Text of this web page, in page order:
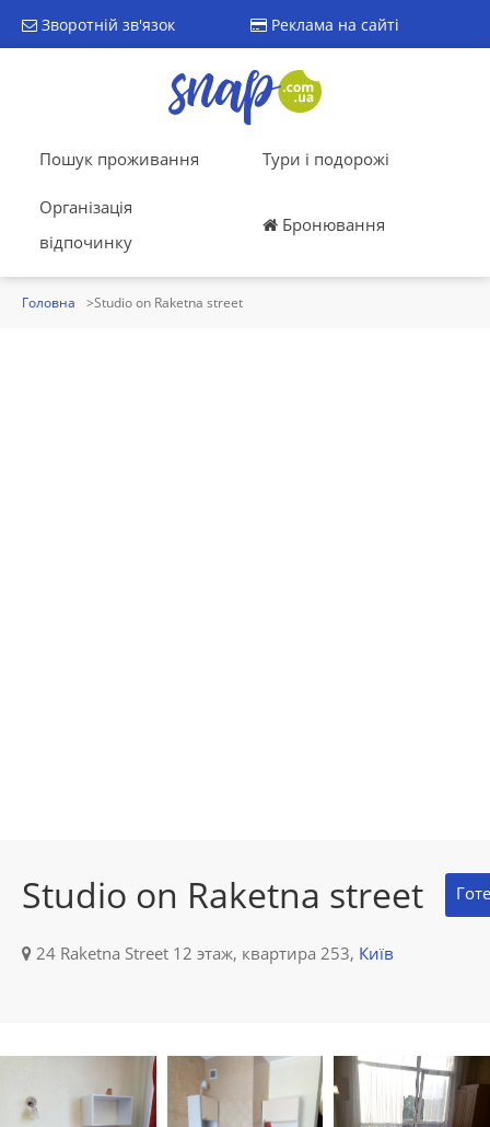
Зворотній зв'язок Реклама на сайті
Пошук проживання Тури і подорожі
Організація
відпочинку
Бронювання
Головна Studio on Raketna street
Studio on Raketna street
24 Raketna Street 12 этаж, квартира 253, Київ